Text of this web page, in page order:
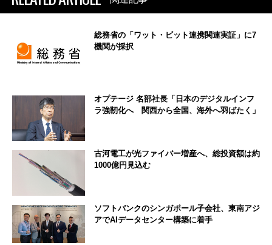
総務省の「ワット・ビット連携関連実証」に7
機関が採択
オプテージ 名部社長「日本のデジタルインフ
ラ強靭化へ 関西から全国、海外へ羽ばたく」
古河電工が光ファイバー増産へ、総投資額は約
1000億円見込む
ソフトバンクのシンガポール子会社、東南アジ
アでAIデータセンター構築に着手